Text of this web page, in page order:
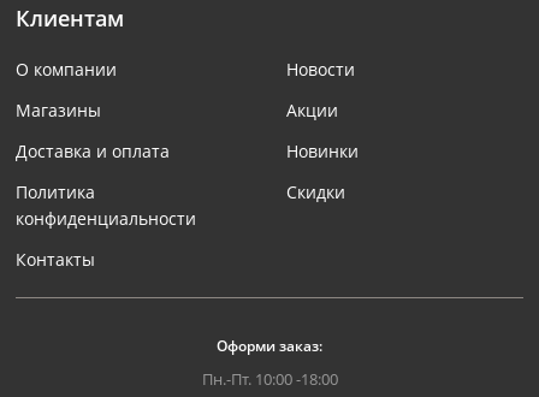
Клиентам
О компании
Магазины
Доставка и оплата
Политика
конфиденциальности
Контакты
Новости
Акции
Новинки
Скидки
Оформи заказ:
Пн.-Пт. 10:00 -18:00